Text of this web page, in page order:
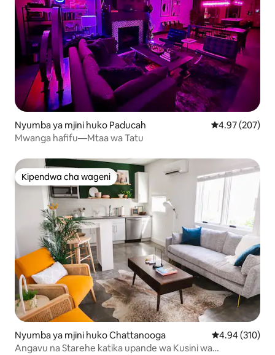
Nyumba ya mjini huko Paducah Ukadiriaji wa
4.97 (207)
Mwanga hafifu—Mtaa wa Tatu
Kipendwa cha wageni
Kipendwa cha wageni
Nyumba ya mjini huko Chattanooga Ukadiriaji wa
4.94 (310)
Angavu na Starehe katika upande wa Kusini wa